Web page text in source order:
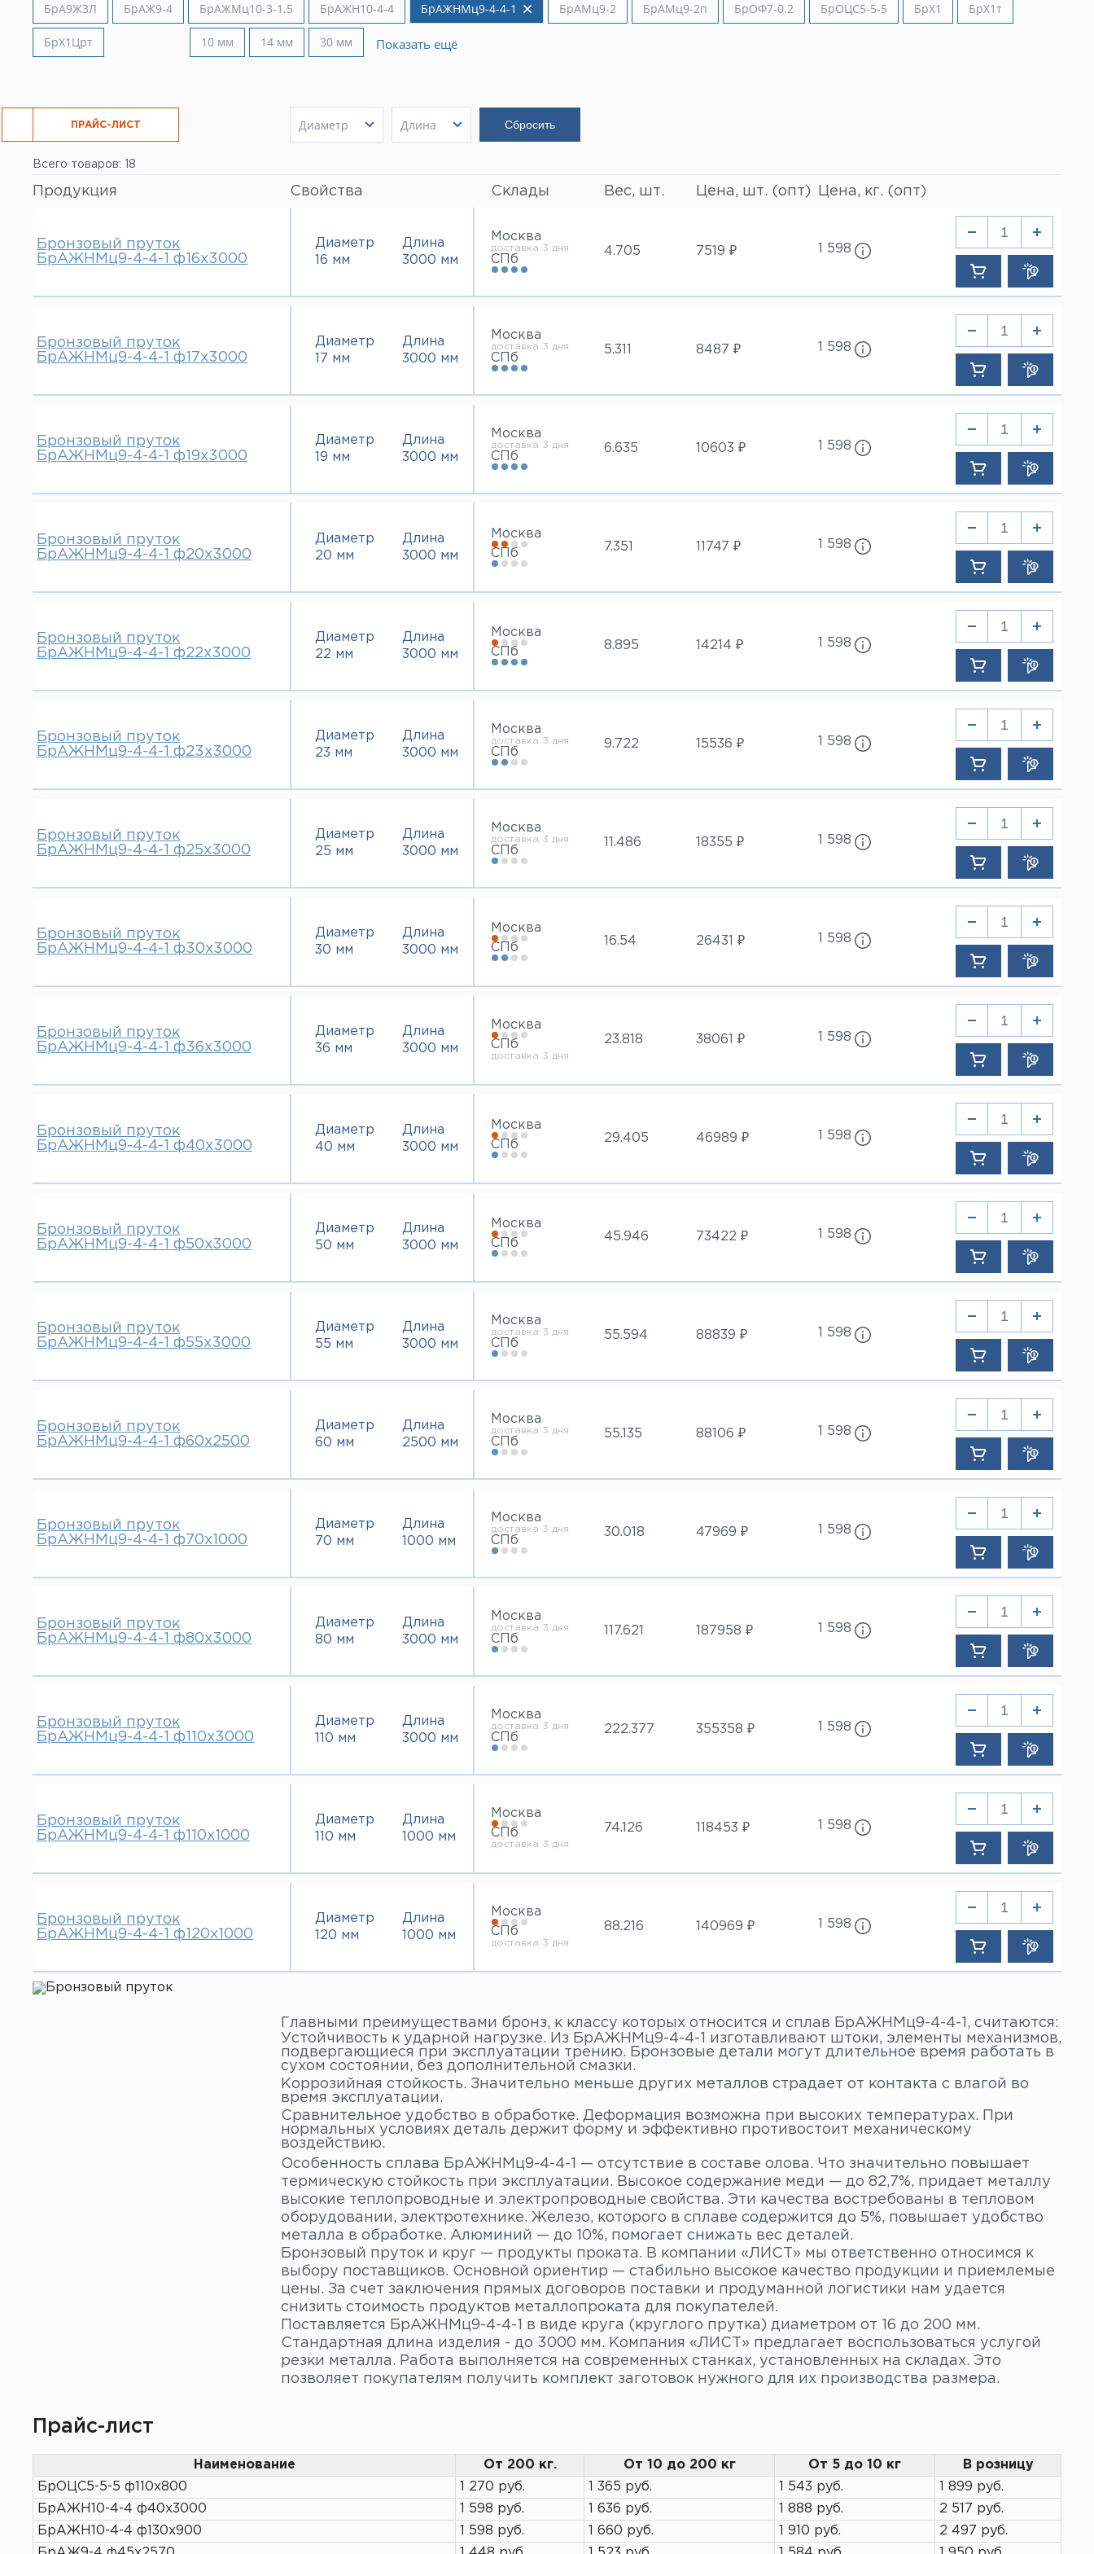
Все услуги
БрА9Ж3Л БрАЖ9-4 БрАЖМц10-3-1.5 БрАЖН10-4-4 БрАЖНМц9-4-4-1 БрАМц9-2 БрАМц9-2п БрОФ7-0.2 БрОЦС5-5-5 БрХ1 БрХ1т
БрХ1Црт 10 мм 14 мм 30 мм Показать ещё
Диаметр
19 мм
23 мм
25 мм
55 мм
60 мм
80 мм
Длина
ПРАЙС-ЛИСТ
РЕЗКА
Всего товаров: 18
Продукция Свойства Склады Вес, шт. Цена, шт. (опт) Цена, кг. (опт)
Бронзовый пруток
БрАЖНМц9-4-4-1 ф16х3000
Диаметр
16 мм
Длина
3000 мм
Москва
доставка 3 дня
СПб
4.705 7519 ₽ 1 598
Бронзовый пруток
БрАЖНМц9-4-4-1 ф17х3000
Диаметр
17 мм
Длина
3000 мм
Москва
доставка 3 дня
СПб
5.311 8487 ₽ 1 598
Бронзовый пруток
БрАЖНМц9-4-4-1 ф19х3000
Диаметр
19 мм
Длина
3000 мм
Москва
доставка 3 дня
СПб
6.635 10603 ₽ 1 598
Бронзовый пруток
БрАЖНМц9-4-4-1 ф20х3000
Диаметр
20 мм
Длина
3000 мм
Москва
СПб
7.351 11747 ₽ 1 598
Бронзовый пруток
БрАЖНМц9-4-4-1 ф22х3000
Диаметр
22 мм
Длина
3000 мм
Москва
СПб
8.895 14214 ₽ 1 598
Бронзовый пруток
БрАЖНМц9-4-4-1 ф23х3000
Диаметр
23 мм
Длина
3000 мм
Москва
доставка 3 дня
СПб
9.722 15536 ₽ 1 598
Бронзовый пруток
БрАЖНМц9-4-4-1 ф25х3000
Диаметр
25 мм
Длина
3000 мм
Москва
доставка 3 дня
СПб
11.486 18355 ₽ 1 598
Бронзовый пруток
БрАЖНМц9-4-4-1 ф30х3000
Диаметр
30 мм
Длина
3000 мм
Москва
СПб
16.54 26431 ₽ 1 598
Бронзовый пруток
БрАЖНМц9-4-4-1 ф36х3000
Диаметр
36 мм
Длина
3000 мм
Москва
СПб
доставка 3 дня
23.818 38061 ₽ 1 598
Бронзовый пруток
БрАЖНМц9-4-4-1 ф40х3000
Диаметр
40 мм
Длина
3000 мм
Москва
СПб
29.405 46989 ₽ 1 598
Бронзовый пруток
БрАЖНМц9-4-4-1 ф50х3000
Диаметр
50 мм
Длина
3000 мм
Москва
СПб
45.946 73422 ₽ 1 598
Бронзовый пруток
БрАЖНМц9-4-4-1 ф55х3000
Диаметр
55 мм
Длина
3000 мм
Москва
доставка 3 дня
СПб
55.594 88839 ₽ 1 598
Бронзовый пруток
БрАЖНМц9-4-4-1 ф60х2500
Диаметр
60 мм
Длина
2500 мм
Москва
доставка 3 дня
СПб
55.135 88106 ₽ 1 598
Бронзовый пруток
БрАЖНМц9-4-4-1 ф70х1000
Диаметр
70 мм
Длина
1000 мм
Москва
доставка 3 дня
СПб
30.018 47969 ₽ 1 598
Бронзовый пруток
БрАЖНМц9-4-4-1 ф80х3000
Диаметр
80 мм
Длина
3000 мм
Москва
доставка 3 дня
СПб
117.621 187958 ₽ 1 598
Бронзовый пруток
БрАЖНМц9-4-4-1 ф110х3000
Диаметр
110 мм
Длина
3000 мм
Москва
доставка 3 дня
СПб
222.377 355358 ₽ 1 598
Бронзовый пруток
БрАЖНМц9-4-4-1 ф110х1000
Диаметр
110 мм
Длина
1000 мм
Москва
СПб
доставка 3 дня
74.126 118453 ₽ 1 598
Бронзовый пруток
БрАЖНМц9-4-4-1 ф120х1000
Диаметр
120 мм
Длина
1000 мм
Москва
СПб
доставка 3 дня
88.216 140969 ₽ 1 598
Главными преимуществами бронз, к классу которых относится и сплав БрАЖНМц9-4-4-1, считаются:
Устойчивость к ударной нагрузке. Из БрАЖНМц9-4-4-1 изготавливают штоки, элементы механизмов,
подвергающиеся при эксплуатации трению. Бронзовые детали могут длительное время работать в
сухом состоянии, без дополнительной смазки.
Коррозийная стойкость. Значительно меньше других металлов страдает от контакта с влагой во
время эксплуатации.
Сравнительное удобство в обработке. Деформация возможна при высоких температурах. При
нормальных условиях деталь держит форму и эффективно противостоит механическому
воздействию.
Особенность сплава БрАЖНМц9-4-4-1 — отсутствие в составе олова. Что значительно повышает
термическую стойкость при эксплуатации. Высокое содержание меди — до 82,7%, придает металлу
высокие теплопроводные и электропроводные свойства. Эти качества востребованы в тепловом
оборудовании, электротехнике. Железо, которого в сплаве содержится до 5%, повышает удобство
металла в обработке. Алюминий — до 10%, помогает снижать вес деталей.
Бронзовый пруток и круг — продукты проката. В компании «ЛИСТ» мы ответственно относимся к
выбору поставщиков. Основной ориентир — стабильно высокое качество продукции и приемлемые
цены. За счет заключения прямых договоров поставки и продуманной логистики нам удается
снизить стоимость продуктов металлопроката для покупателей.
Поставляется БрАЖНМц9-4-4-1 в виде круга (круглого прутка) диаметром от 16 до 200 мм.
Стандартная длина изделия - до 3000 мм. Компания «ЛИСТ» предлагает воспользоваться услугой
резки металла. Работа выполняется на современных станках, установленных на складах. Это
позволяет покупателям получить комплект заготовок нужного для их производства размера.
Прайс-лист
Наименование От 200 кг. От 10 до 200 кг От 5 до 10 кг
В розницу
БрОЦС5-5-5 ф110х800
1 270 руб. 1 365 руб. 1 543 руб.
1 899 руб.
БрАЖН10-4-4 ф40х3000
1 598 руб. 1 636 руб. 1 888 руб.
2 517 руб.
БрАЖН10-4-4 ф130х900
1 598 руб. 1 660 руб. 1 910 руб.
2 497 руб.